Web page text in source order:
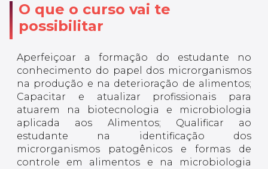
O que o curso vai te
possibilitar
Aperfeiçoar a formação do estudante no
conhecimento do papel dos microrganismos
na produção e na deterioração de alimentos;
Capacitar e atualizar profissionais para
atuarem na biotecnologia e microbiologia
aplicada aos Alimentos; Qualificar ao
estudante na identificação dos
microrganismos patogênicos e formas de
controle em alimentos e na microbiologia